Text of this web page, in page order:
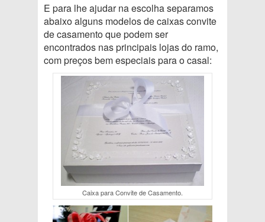
E para lhe ajudar na escolha separamos
abaixo alguns modelos de caixas convite
de casamento que podem ser
encontrados nas principais lojas do ramo,
com preços bem especiais para o casal:
Caixa para Convite de Casamento.